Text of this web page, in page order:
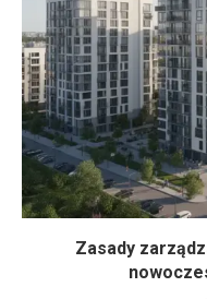
Zasady